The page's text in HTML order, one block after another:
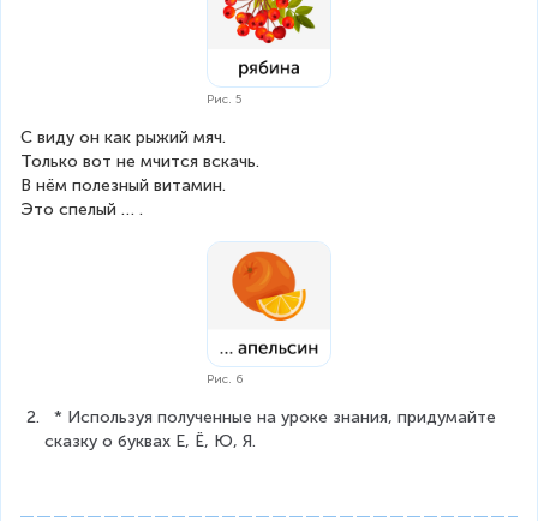
Рис. 5
С виду он как рыжий мяч.
Только вот не мчится вскачь.
В нём полезный витамин.
Это спелый … .
Рис. 6
* Используя полученные на уроке знания, придумайте
сказку о буквах Е, Ё, Ю, Я.